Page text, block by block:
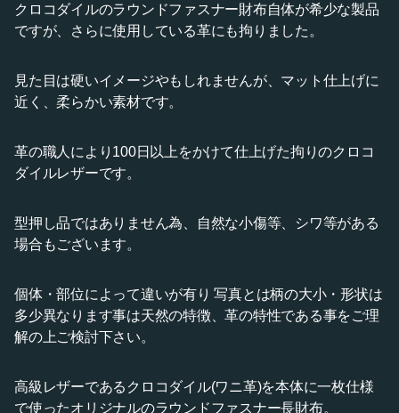
クロコダイルのラウンドファスナー財布自体が希少な製品
ですが、さらに使用している革にも拘りました。
見た目は硬いイメージやもしれませんが、マット仕上げに
近く、柔らかい素材です。
革の職人により100日以上をかけて仕上げた拘りのクロコ
ダイルレザーです。
型押し品ではありません為、自然な小傷等、シワ等がある
場合もございます。
個体・部位によって違いが有り 写真とは柄の大小・形状は
多少異なります事は天然の特徴、革の特性である事をご理
解の上ご検討下さい。
高級レザーであるクロコダイル(ワニ革)を本体に一枚仕様
で使ったオリジナルのラウンドファスナー長財布。